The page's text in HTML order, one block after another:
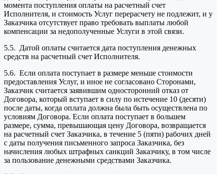
момента поступления оплаты на расчетный счет
Исполнителя, и стоимость Услуг перерасчету не подлежит, и у
Заказчика отсутствует право требовать выплаты любой
компенсации за недополученные Услуги в этой связи.
5.5. Датой оплаты считается дата поступления денежных
средств на расчетный счет Исполнителя.
5.6. Если оплата поступает в размере меньше стоимости
предоставления Услуг, и иное не согласовано Сторонами,
Заказчик считается заявившим односторонний отказ от
Договора, который вступает в силу по истечение 10 (десяти)
после даты, когда оплата должна была быть осуществлена по
условиям Договора. Если оплата поступает в большем
размере, сумма, превышающая цену Договора, возвращается
на расчетный счет Заказчика, в течение 5 (пяти) рабочих дней
с даты получения письменного запроса Заказчика, без
начисления любых штрафных санкций Заказчику, в том числе
за пользование денежными средствами Заказчика.